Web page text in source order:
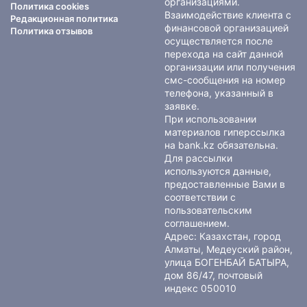
Политика cookies
Редакционная политика
Политика отзывов
Взаимодействие клиента с
финансовой организацией
осуществляется после
перехода на сайт данной
организации или получения
смс-сообщения на номер
телефона, указанный в
заявке.
При использовании
материалов гиперссылка
на bank.kz обязательна.
Для рассылки
используются данные,
предоставленные Вами в
соответствии с
пользовательским
соглашением.
Адрес: Казахстан, город
Алматы, Медеуский район,
улица БОГЕНБАЙ БАТЫРА,
дом 86/47, почтовый
индекс 050010